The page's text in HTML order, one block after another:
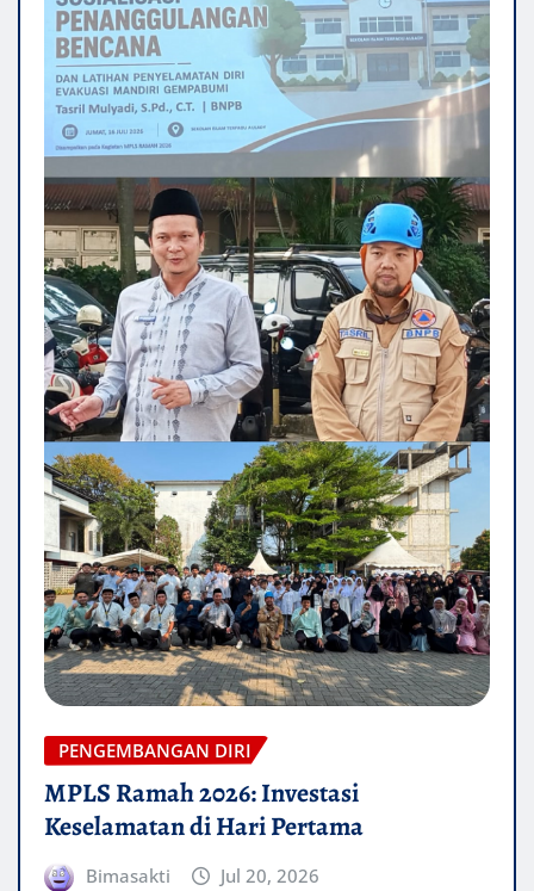
PENGEMBANGAN DIRI
MPLS Ramah 2026: Investasi
Keselamatan di Hari Pertama
Bimasakti Jul 20, 2026